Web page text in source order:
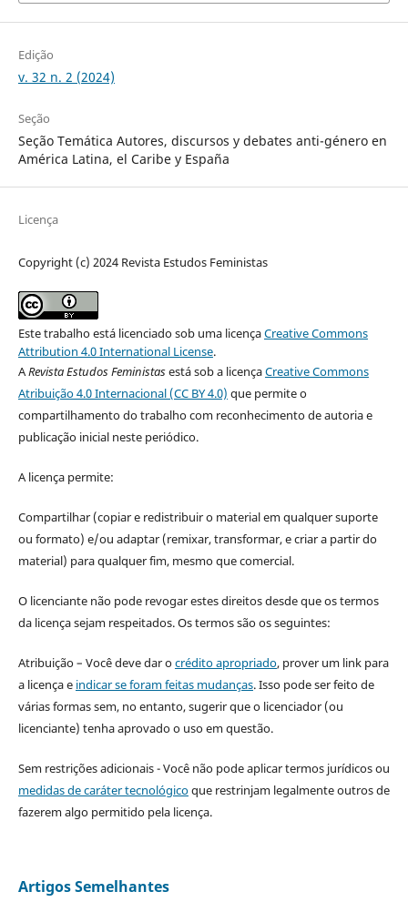
Edição
v. 32 n. 2 (2024)
Seção
Seção Temática Autores, discursos y debates anti-género en
América Latina, el Caribe y España
Licença
Copyright (c) 2024 Revista Estudos Feministas
Este trabalho está licenciado sob uma licençaCreative Commons
Attribution 4.0 International License.
ARevista Estudos Feministasestá sob a licençaCreative Commons
Atribuição 4.0 Internacional (CC BY 4.0) que permite o
compartilhamento do trabalho com reconhecimento de autoria e
publicação inicial neste periódico.
A licença permite:
Compartilhar (copiar e redistribuir o material em qualquer suporte
ou formato) e/ou adaptar (remixar, transformar, e criar a partir do
material) para qualquer fim, mesmo que comercial.
O licenciante não pode revogar estes direitos desde que os termos
da licença sejam respeitados. Os termos são os seguintes:
Atribuição – Você deve dar ocrédito apropriado, prover um link para
a licença e indicar se foram feitas mudanças. Isso pode ser feito de
várias formas sem, no entanto, sugerir que o licenciador (ou
licenciante) tenha aprovado o uso em questão.
Sem restrições adicionais - Você não pode aplicar termos jurídicos ou
medidas de caráter tecnológicoque restrinjam legalmente outros de
fazerem algo permitido pela licença.
Artigos Semelhantes